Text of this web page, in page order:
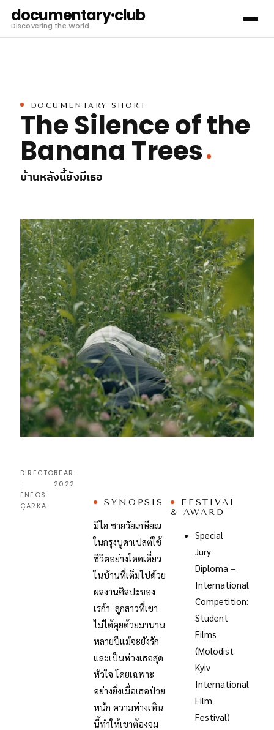
documentary·club
Discovering the World
DOCUMENTARY SHORT
The Silence of the
Banana Trees
บ้านหลังนี้ยังมีเธอ
DIRECTOR
:
ENEOS
ÇARKA
YEAR :
2022
SYNOPSIS
มิไฮ ชายวัยเกษียณ
ในกรุงบูดาเปสต์ใช้
ชีวิตอย่างโดดเดี่ยว
ในบ้านที่เต็มไปด้วย
ผลงานศิลปะของ
เรก้า ลูกสาวที่เขา
ไม่ได้คุยด้วยมานาน
หลายปีแม้จะยังรัก
และเป็นห่วงเธอสุด
หัวใจ โดยเฉพาะ
อย่างยิ่งเมื่อเธอป่วย
หนัก ความห่างเหิน
นี้ทำให้เขาต้องจม
FESTIVAL
& AWARD
Special
Jury
Diploma –
International
Competition:
Student
Films
(Molodist
Kyiv
International
Film
Festival)